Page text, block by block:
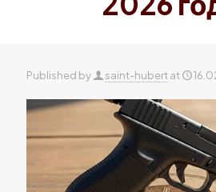
Published by saint-hubertat